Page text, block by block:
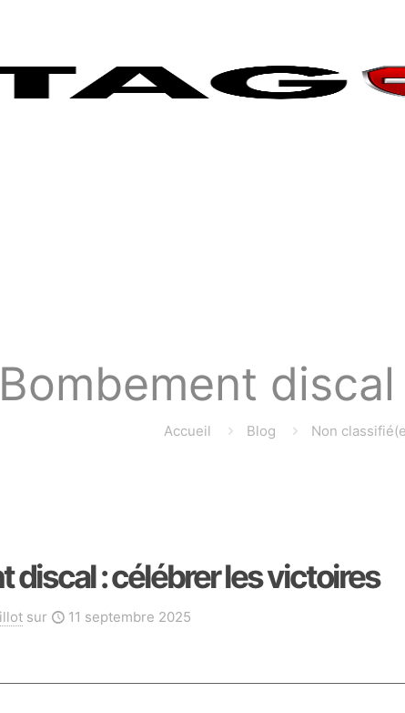
Bombement
Accueil Blog Non
discal : célébrer les victoires
sur 11 septembre 2025